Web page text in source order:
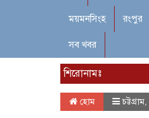
ময়মনসিংহ রংপুর
সব খবর
শিরোনামঃ
হোম চট্টগ্রাম,